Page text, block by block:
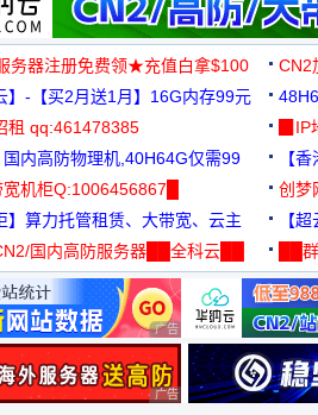
务器注册免费领★充值白拿$100 CN2
】-【买2月送1月】16G内存99元
租 qq:461478385
▉IP
国内高防物理机,40H64G仅需99
【
宽机柜Q:1006456867█
创梦
88
】算力托管租赁、大带宽、云主
【
国内高防服务器██全科云██
██
广告 商业广告，理性选择
广告 商业广告，理性选择